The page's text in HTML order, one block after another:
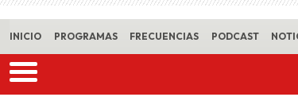
INICIO PROGRAMAS FRECUENCIAS PODCAST